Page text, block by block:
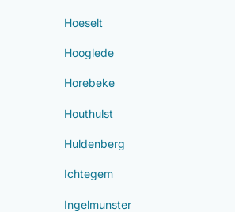
Hoeselt
Hooglede
Horebeke
Houthulst
Huldenberg
Ichtegem
Ingelmunster